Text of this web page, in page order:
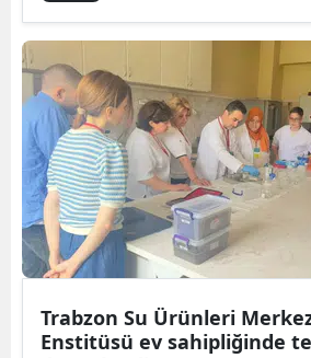
Trabzon Su Ürünleri
Enstitüsü ev sahipliğinde